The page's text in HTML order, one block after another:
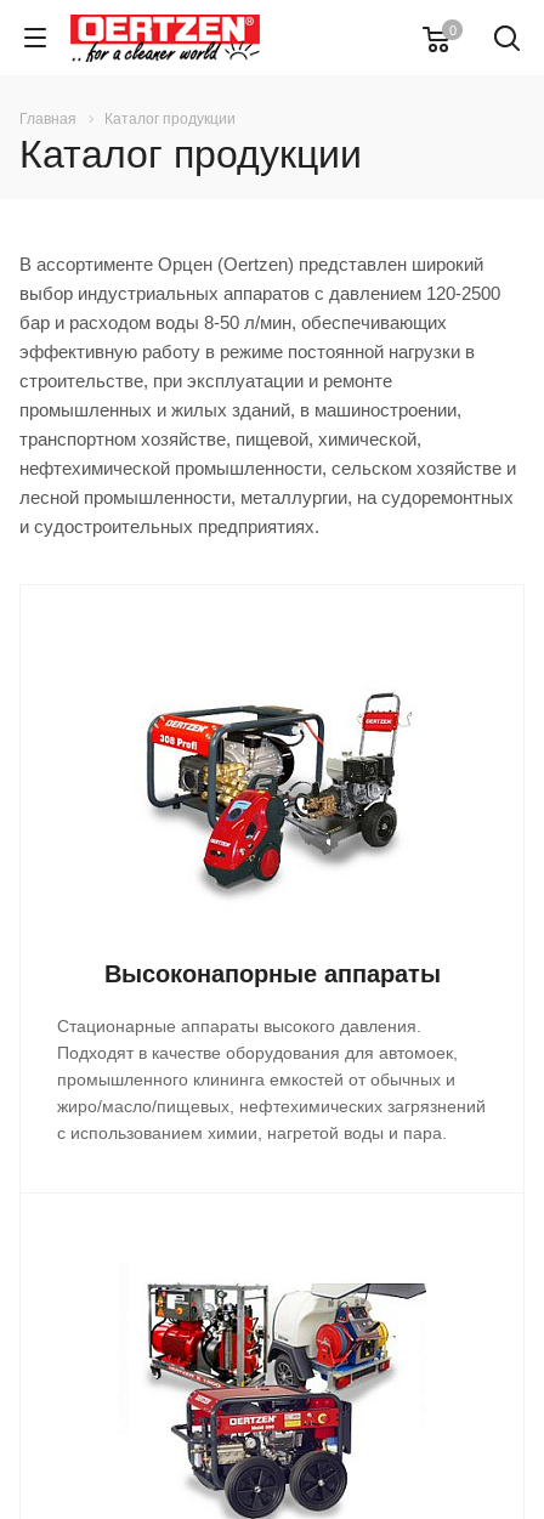
0
Главная Каталог продукции
Каталог продукции
В ассортименте Орцен (Oertzen) представлен широкий
выбор индустриальных аппаратов с давлением 120-2500
бар и расходом воды 8-50 л/мин, обеспечивающих
эффективную работу в режиме постоянной нагрузки в
строительстве, при эксплуатации и ремонте
промышленных и жилых зданий, в машиностроении,
транспортном хозяйстве, пищевой, химической,
нефтехимической промышленности, сельском хозяйстве и
лесной промышленности, металлургии, на судоремонтных
и судостроительных предприятиях.
Высоконапорные аппараты
Стационарные аппараты высокого давления.
Подходят в качестве оборудования для автомоек,
промышленного клининга емкостей от обычных и
жиро/масло/пищевых, нефтехимических загрязнений
с использованием химии, нагретой воды и пара.